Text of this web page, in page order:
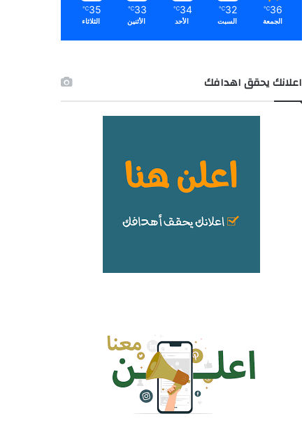
36
℃
الجمعة
32
℃
السبت
34
℃
الأحد
33
℃
الأثنين
35
℃
الثلاثاء
اعلانك يحقق اهدافك